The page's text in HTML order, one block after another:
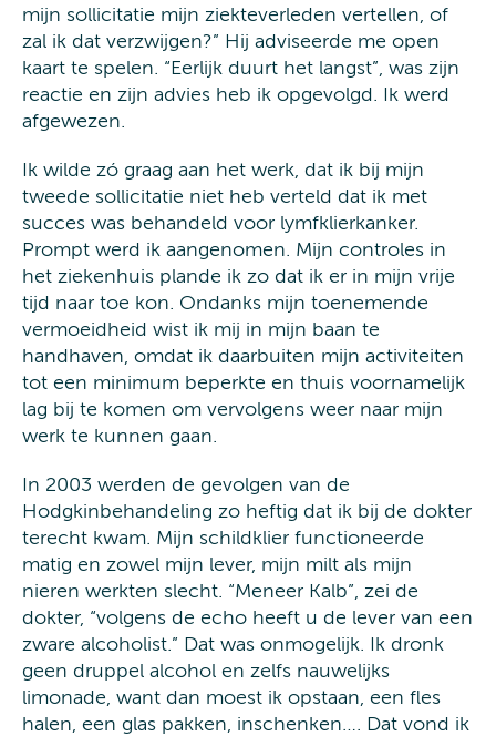
mijn sollicitatie mijn ziekteverleden vertellen, of
zal ik dat verzwijgen?” Hij adviseerde me open
kaart te spelen. “Eerlijk duurt het langst”, was zijn
reactie en zijn advies heb ik opgevolgd. Ik werd
afgewezen.
Ik wilde zó graag aan het werk, dat ik bij mijn
tweede sollicitatie niet heb verteld dat ik met
succes was behandeld voor lymfklierkanker.
Prompt werd ik aangenomen. Mijn controles in
het ziekenhuis plande ik zo dat ik er in mijn vrije
tijd naar toe kon. Ondanks mijn toenemende
vermoeidheid wist ik mij in mijn baan te
handhaven, omdat ik daarbuiten mijn activiteiten
tot een minimum beperkte en thuis voornamelijk
lag bij te komen om vervolgens weer naar mijn
werk te kunnen gaan.
In 2003 werden de gevolgen van de
Hodgkinbehandeling zo heftig dat ik bij de dokter
terecht kwam. Mijn schildklier functioneerde
matig en zowel mijn lever, mijn milt als mijn
nieren werkten slecht. “Meneer Kalb”, zei de
dokter, “volgens de echo heeft u de lever van een
zware alcoholist.” Dat was onmogelijk. Ik dronk
geen druppel alcohol en zelfs nauwelijks
limonade, want dan moest ik opstaan, een fles
halen, een glas pakken, inschenken…. Dat vond ik